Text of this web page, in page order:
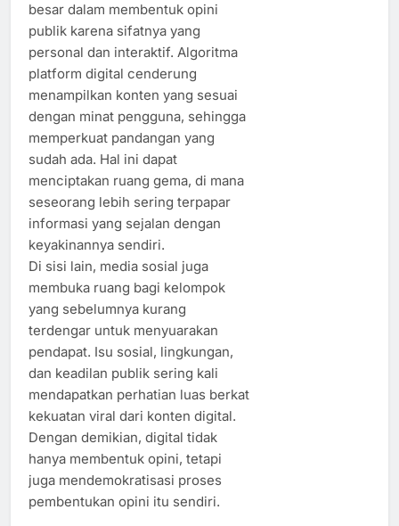
besar dalam membentuk opini
publik karena sifatnya yang
personal dan interaktif. Algoritma
platform digital cenderung
menampilkan konten yang sesuai
dengan minat pengguna, sehingga
memperkuat pandangan yang
sudah ada. Hal ini dapat
menciptakan ruang gema, di mana
seseorang lebih sering terpapar
informasi yang sejalan dengan
keyakinannya sendiri.
Di sisi lain, media sosial juga
membuka ruang bagi kelompok
yang sebelumnya kurang
terdengar untuk menyuarakan
pendapat. Isu sosial, lingkungan,
dan keadilan publik sering kali
mendapatkan perhatian luas berkat
kekuatan viral dari konten digital.
Dengan demikian, digital tidak
hanya membentuk opini, tetapi
juga mendemokratisasi proses
pembentukan opini itu sendiri.